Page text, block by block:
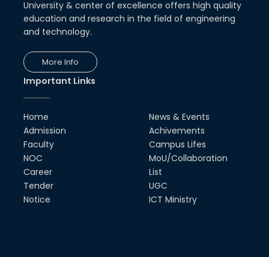
University & center of excellence offers high quality
education and research in the field of engineering
and technology.
More Info
Important Links
Home
Admission
Faculty
NOC
Career
Tender
Notice
News & Events
Achivements
Campus Lifes
MoU/Collaboration
List
UGC
ICT Ministry